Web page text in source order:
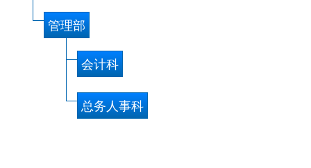
管理部
会计科
总务人事科